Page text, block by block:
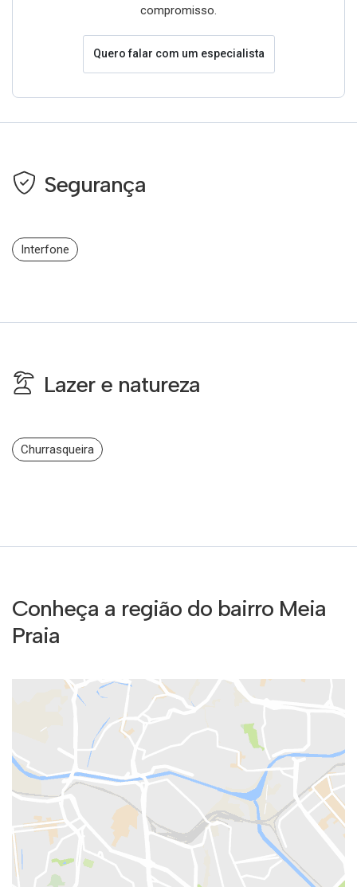
compromisso.
Quero falar com um especialista
Segurança
Interfone
Lazer e natureza
Churrasqueira
Conheça a região do bairro Meia
Praia